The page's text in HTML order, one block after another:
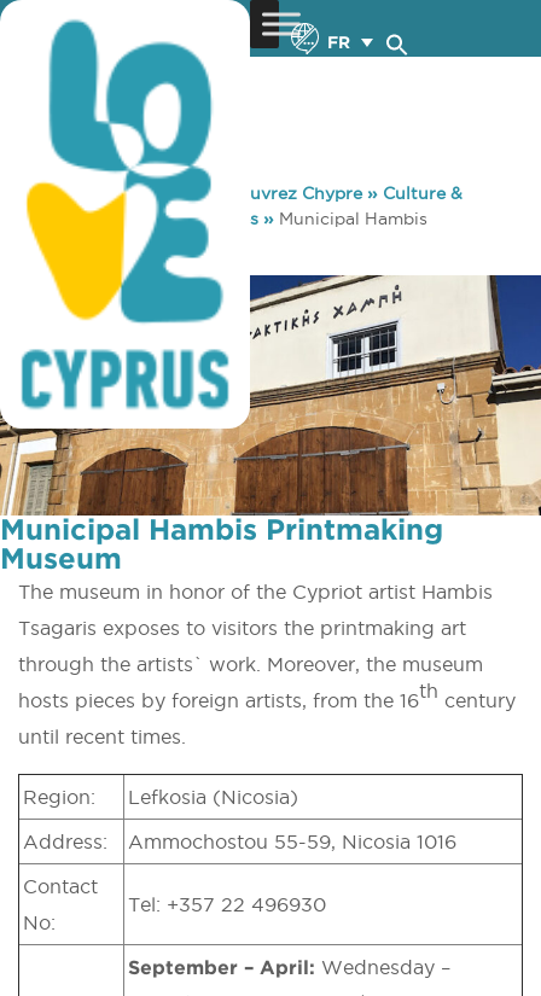
FR
You are here: Home »Découvrez Chypre» Culture &
Religion» Musées & Galeries » Municipal Hambis
Printmaking Museum
Municipal Hambis Printmaking
Museum
The museum in honor of the Cypriot artist Hambis
Tsagaris exposes to visitors the printmaking art
through the artists` work. Moreover, the museum
hosts pieces by foreign artists, from the 16th century
until recent times.
Region: Lefkosia (Nicosia)
Address: Ammochostou 55-59, Nicosia 1016
Contact
No:
Tel: +357 22 496930
September – April: Wednesday –